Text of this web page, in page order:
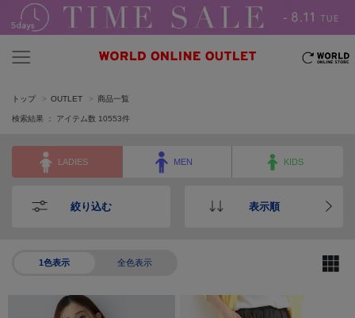
トップ OUTLET 商品一覧
検索結果 ： アイテム数 10553件
LADIES MEN KIDS
絞り込む 表示順
1色表示 全色表示